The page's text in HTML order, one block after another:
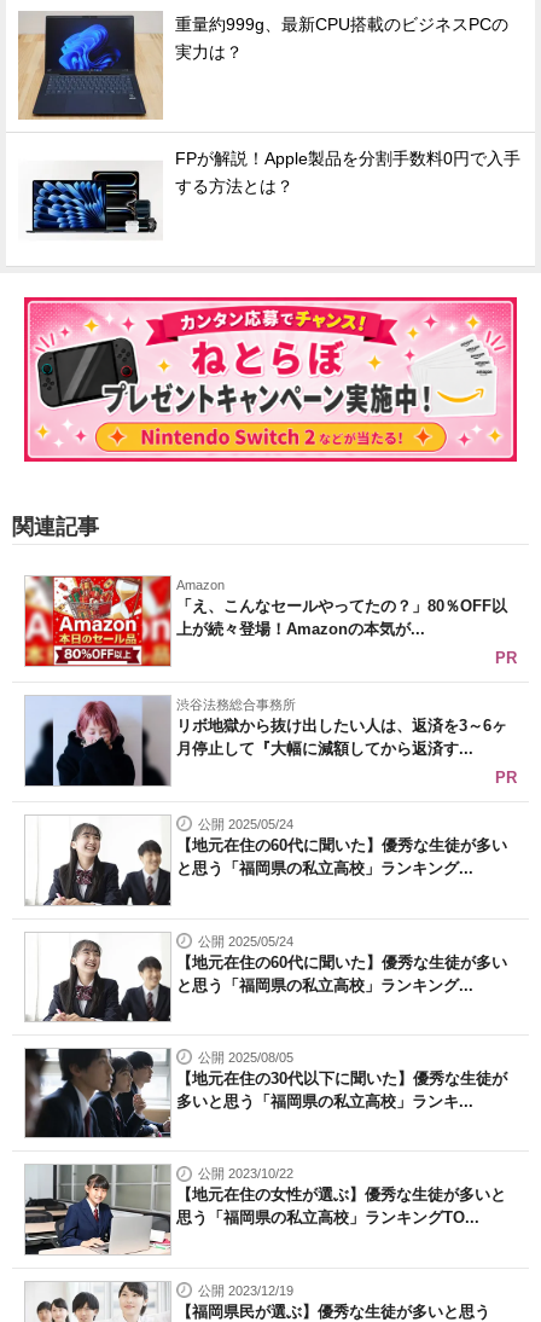
重量約999g、最新CPU搭載のビジネスPCの
実力は？
FPが解説！Apple製品を分割手数料0円で入手
する方法とは？
関連記事
Amazon
「え、こんなセールやってたの？」80％OFF以
上が続々登場！Amazonの本気が...
PR
渋谷法務総合事務所
リボ地獄から抜け出したい人は、返済を3～6ヶ
月停止して『大幅に減額してから返済す...
PR
公開 2025/05/24
【地元在住の60代に聞いた】優秀な生徒が多い
と思う「福岡県の私立高校」ランキング...
公開 2025/05/24
【地元在住の60代に聞いた】優秀な生徒が多い
と思う「福岡県の私立高校」ランキング...
公開 2025/08/05
【地元在住の30代以下に聞いた】優秀な生徒が
多いと思う「福岡県の私立高校」ランキ...
公開 2023/10/22
【地元在住の女性が選ぶ】優秀な生徒が多いと
思う「福岡県の私立高校」ランキングTO...
公開 2023/12/19
【福岡県民が選ぶ】優秀な生徒が多いと思う